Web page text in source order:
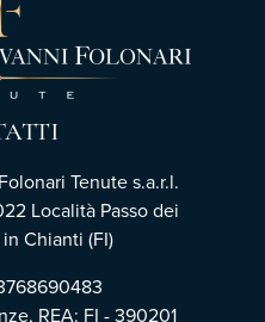
Tenute s.a.r.l.
Località Passo dei
Chianti (FI)
REA: FI - 390201